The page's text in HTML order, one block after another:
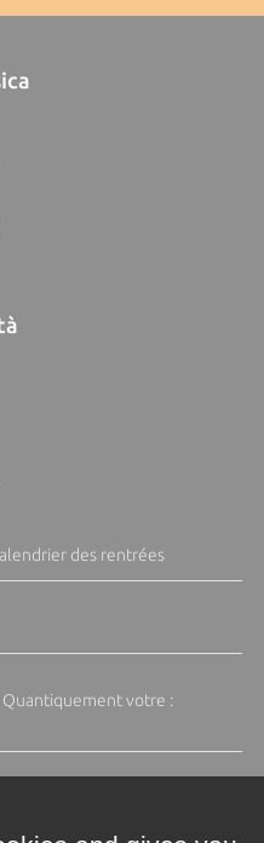
des rentrées
Quantiquement votre :